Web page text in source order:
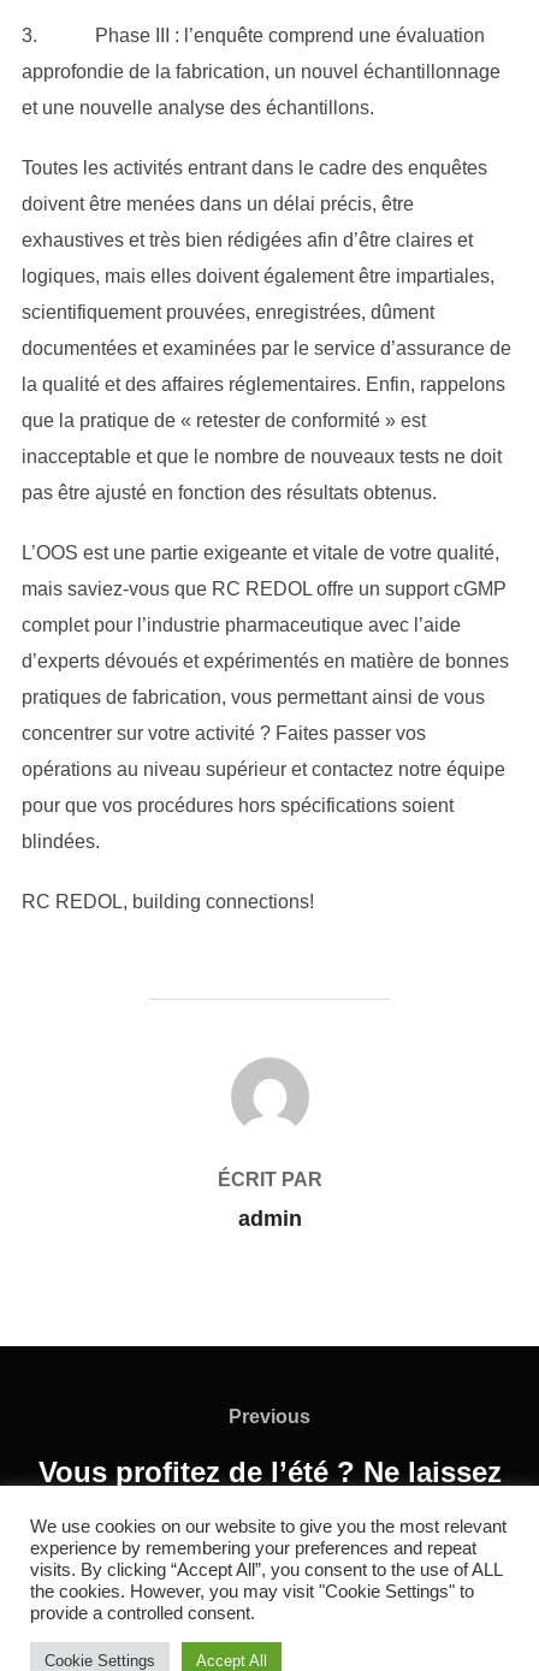
3. Phase III : l’enquête comprend une évaluation
approfondie de la fabrication, un nouvel échantillonnage
et une nouvelle analyse des échantillons.
Toutes les activités entrant dans le cadre des enquêtes
doivent être menées dans un délai précis, être
exhaustives et très bien rédigées afin d’être claires et
logiques, mais elles doivent également être impartiales,
scientifiquement prouvées, enregistrées, dûment
documentées et examinées par le service d’assurance de
la qualité et des affaires réglementaires. Enfin, rappelons
que la pratique de « retester de conformité » est
inacceptable et que le nombre de nouveaux tests ne doit
pas être ajusté en fonction des résultats obtenus.
L’OOS est une partie exigeante et vitale de votre qualité,
mais saviez-vous que RC REDOL offre un support cGMP
complet pour l’industrie pharmaceutique avec l’aide
d’experts dévoués et expérimentés en matière de bonnes
pratiques de fabrication, vous permettant ainsi de vous
concentrer sur votre activité ? Faites passer vos
opérations au niveau supérieur et contactez notre équipe
pour que vos procédures hors spécifications soient
blindées.
RC REDOL, building connections!
AUTEUR DE LA PUBLICATION
ÉCRIT PAR
admin
Previous
Vous profitez de l’été ? Ne laissez
pas vos cheveux tomber
We use cookies on our website to give you the most relevant
experience by remembering your preferences and repeat
visits. By clicking “Accept All”, you consent to the use of ALL
the cookies. However, you may visit "Cookie Settings" to
provide a controlled consent.
Cookie Settings Accept All